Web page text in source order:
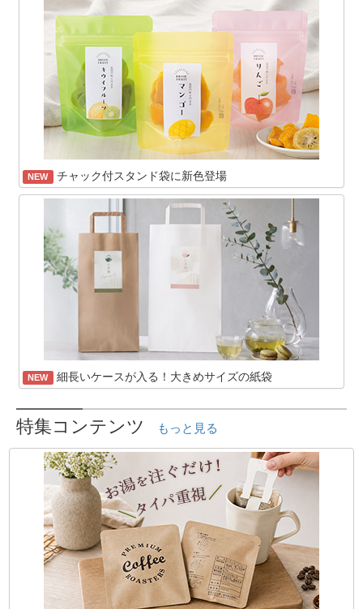
NEW チャック付スタンド袋に新色登場
NEW 細長いケースが入る！大きめサイズの紙袋
特集コンテンツ もっと見る